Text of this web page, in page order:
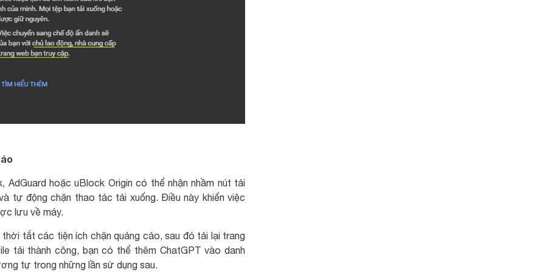
hoặc uBlock Origin có thể nhận nhầm nút tải
tự động chặn thao tác tải xuống. Điều này khiến việc
lưu về máy.
tắt các tiện ích chặn quảng cáo, sau đó tải lại trang
tải thành công, bạn có thể thêm ChatGPT vào danh
tự trong những lần sử dụng sau.